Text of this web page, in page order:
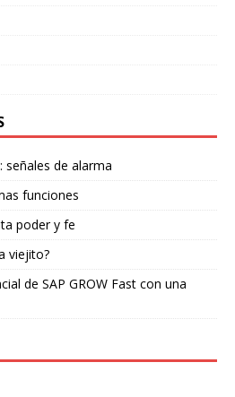
señales de alarma
funciones
poder y fe
viejito?
de SAP GROW Fast con una